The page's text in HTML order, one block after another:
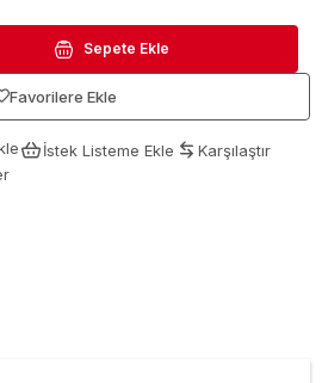
Favorilere Ekle
İstek Listeme Ekle
Karşılaştır